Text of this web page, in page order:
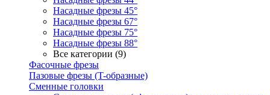
Насадные фрезы 45°
Насадные фрезы 67°
Насадные фрезы 75°
Насадные фрезы 88°
Все категории (9)
Фасочные фрезы
Пазовые фрезы (T-образные)
Сменные головки